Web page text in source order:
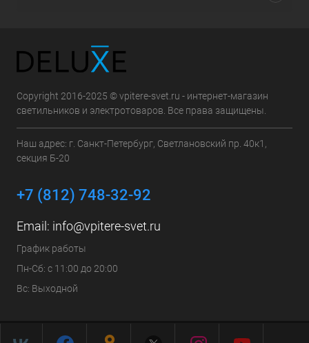
Copyright 2016-2025 © vpitere-svet.ru - интернет-магазин
светильников и электротоваров. Все права защищены.
Наш адрес: г. Санкт-Петербург, Светлановский пр. 40к1,
секция Б-20
+7 (812) 748-32-92
Email: info@vpitere-svet.ru
График работы
Пн-Сб: с 11:00 до 20:00
Вс: Выходной